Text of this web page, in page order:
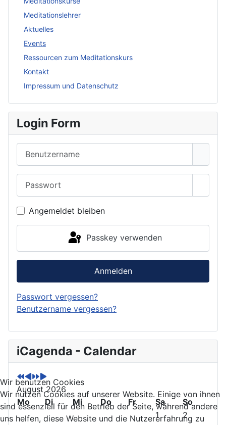
Meditationslehrer
Aktuelles
Events
Ressourcen zum Meditationskurs
Kontakt
Impressum und Datenschutz
Login Form
Angemeldet bleiben
Passkey verwenden
Anmelden
Passwort vergessen?
Benutzername vergessen?
iCagenda - Calendar
P
r
e
v
i
o
u
P
r
e
v
i
o
u
N
e
x
t
Y
N
e
x
t
M
August 2026
Mo
Di Mi Do Fr Sa
So
1
2
Wir benutzen Cookies
Wir nutzen Cookies auf unserer Website. Einige von ihnen
sind essenziell für den Betrieb der Seite, während andere
uns helfen, diese Website und die Nutzererfahrung zu